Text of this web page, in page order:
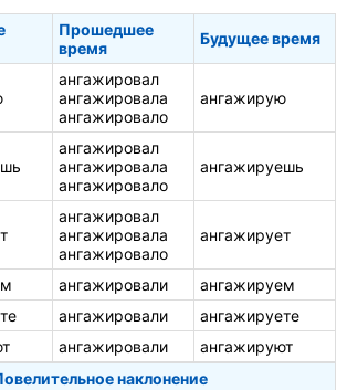
Прошедшее
время
Будущее время
ангажировал
ангажировала
ангажировало
ангажирую
ангажировал
ангажировала
ангажировало
ангажируешь
ангажировал
ангажировала
ангажировало
ангажирует
ангажировали
ангажируем
ангажировали
ангажируете
ангажировали
ангажируют
наклонение